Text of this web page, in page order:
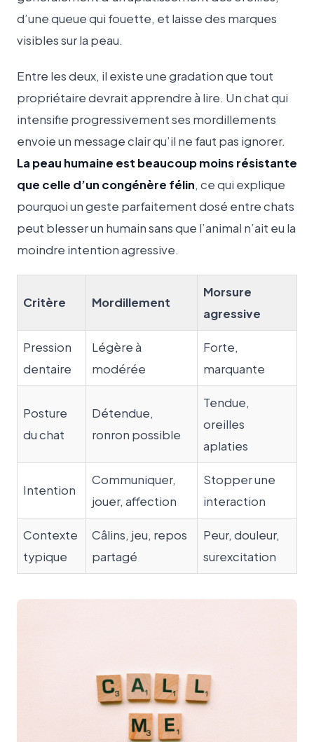
d’une queue qui fouette, et laisse des marques
visibles sur la peau.
Entre les deux, il existe une gradation que tout
propriétaire devrait apprendre à lire. Un chat qui
intensifie progressivement ses mordillements
envoie un message clair qu’il ne faut pas ignorer.
La peau humaine est beaucoup moins résistante
que celle d’un congénère félin, ce qui explique
pourquoi un geste parfaitement dosé entre chats
peut blesser un humain sans que l’animal n’ait eu la
moindre intention agressive.
Critère Mordillement
Morsure
agressive
Pression
dentaire
Légère à
modérée
Forte,
marquante
Posture
du chat
Détendue,
ronron possible
Tendue,
oreilles
aplaties
Intention
Communiquer,
jouer, affection
Stopper une
interaction
Contexte
typique
Câlins, jeu, repos
partagé
Peur, douleur,
surexcitation